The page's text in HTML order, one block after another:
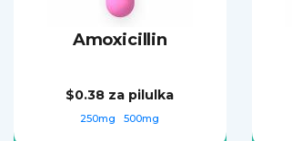
Amoxicillin
$0.38 za pilulka
250mg 500mg